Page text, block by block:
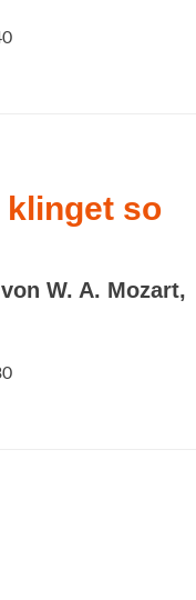
klinget so
W. A. Mozart,